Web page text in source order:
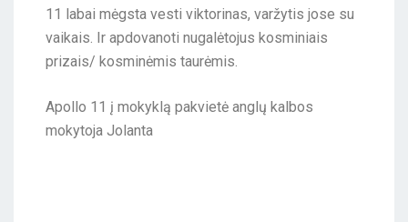
11 labai mėgsta vesti viktorinas, varžytis jose su
vaikais. Ir apdovanoti nugalėtojus kosminiais
prizais/ kosminėmis taurėmis.
Apollo 11 į mokyklą pakvietė anglų kalbos
mokytoja Jolanta